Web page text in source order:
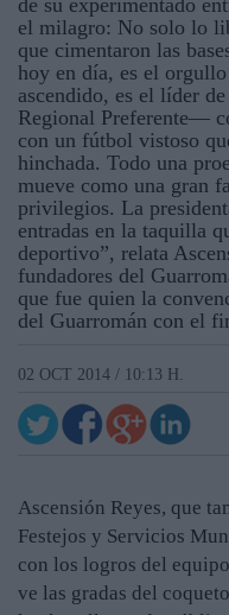
de su experimentado
el milagro: No solo lo
que cimentaron las
hoy en día, es el
ascendido, es el líder
Regional Preferente—
con un fútbol vistoso
hinchada. Todo una
mueve como una gran
privilegios. La
entradas en la taquilla
deportivo”, relata
fundadores del
que fue quien la
del Guarromán con el
02 OCT 2014 / 10:13 H.
Ascensión Reyes, que
Festejos y Servicios
con los logros del
ve las gradas del